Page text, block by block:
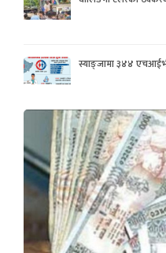
स्याङ्जामा ३४४